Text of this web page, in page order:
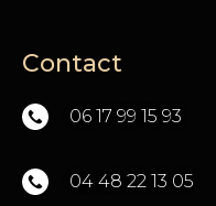
Contact
06 17 99 15 93
04 48 22 13 05